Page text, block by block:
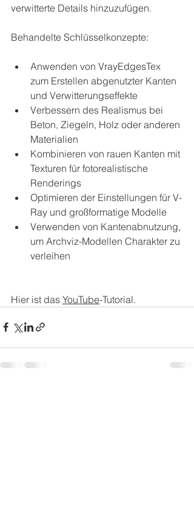
verwitterte Details hinzuzufügen.
Behandelte Schlüsselkonzepte:
Anwenden von VrayEdgesTex
zum Erstellen abgenutzter Kanten
und Verwitterungseffekte
Verbessern des Realismus bei
Beton, Ziegeln, Holz oder anderen
Materialien
Kombinieren von rauen Kanten mit
Texturen für fotorealistische
Renderings
Optimieren der Einstellungen für V-
Ray und großformatige Modelle
Verwenden von Kantenabnutzung,
um Archviz-Modellen Charakter zu
verleihen
Hier ist das YouTube-Tutorial.